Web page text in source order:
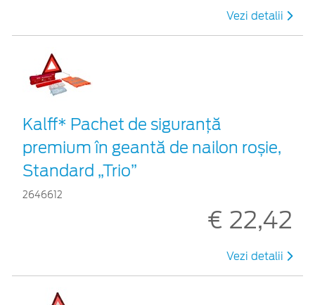
Vezi detalii
Kalff* Pachet de siguranţă
premium în geantă de nailon roșie,
Standard „Trio”
2646612
€ 22,42
Vezi detalii